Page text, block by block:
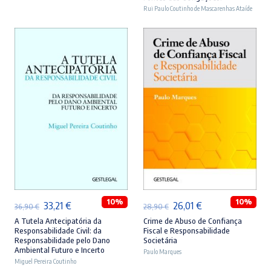
Rui Paulo Coutinho de Mascarenhas Ataíde
36,90€ O
preço
original
era:
33,21 €O
preço
atual
é:
10%
A Tutela Antecipatória da
Responsabilidade Civil: da
Responsabilidade pelo Dano
Ambiental Futuro e Incerto
Miguel Pereira Coutinho
ADICIONAR
28,90€ O
preço
original
era:
26,01 €O
preço
atual
10%
Crime de Abuso de Confiança
Fiscal e Responsabilidade
Societária
Paulo Marques